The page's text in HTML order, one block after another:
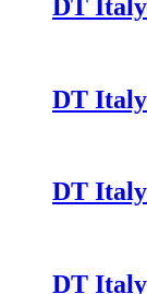
DT Italy
DT Italy
DT Italy
DT Italy